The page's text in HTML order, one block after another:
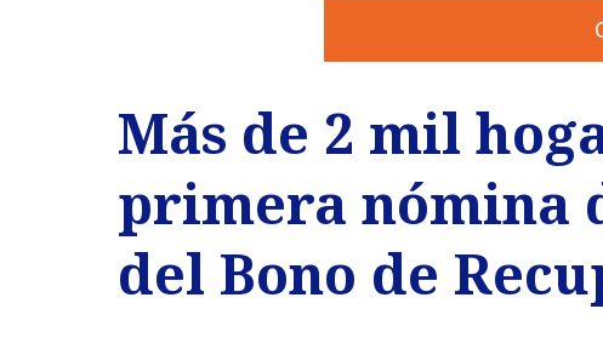
Más de 2 mil
primera nómina
del Bono de